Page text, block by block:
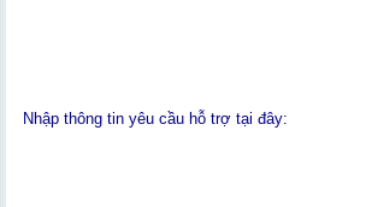
Nhập thông tin yêu cầu hỗ trợ tại đây: